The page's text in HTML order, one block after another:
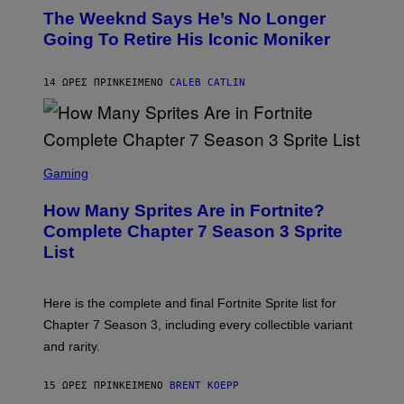
D
E
R
E
T
I
M
G
)
O
B
E
D
R
B
C
E
R
A
/
G
Y
I
M
A
S
The Weeknd Says He’s No Longer
Going To Retire His Iconic Moniker
14 ΏΡΕΣ ΠΡΙΝ ΚΕΊΜΕΝΟ CALEB CATLIN
C
E
N
S
E
P
C
M
Gaming
How Many Sprites Are in Fortnite?
Complete Chapter 7 Season 3 Sprite
List
Here is the complete and final Fortnite Sprite list for
Chapter 7 Season 3, including every collectible variant
and rarity.
15 ΏΡΕΣ ΠΡΙΝ ΚΕΊΜΕΝΟ BRENT KOEPP